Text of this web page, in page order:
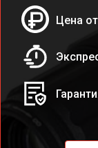
Цена от